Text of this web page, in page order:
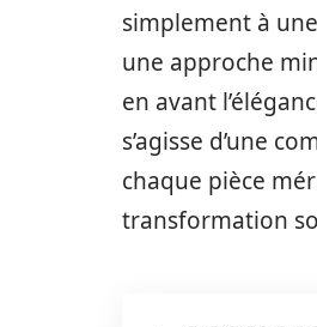
simplement à
une approche
en avant
s’agisse d’une
chaque pièce
transformation